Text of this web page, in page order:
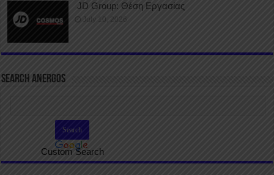
JD Group: Θέση Εργασίας
July 10, 2026
SEARCH ANERGOS
Custom Search